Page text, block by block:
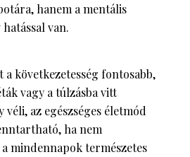
hanem a mentális
van.
a következetesség fontosabb,
vagy a túlzásba vitt
az egészséges életmód
ha nem
mindennapok természetes